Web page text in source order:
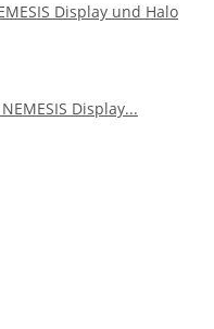
Display und Halo